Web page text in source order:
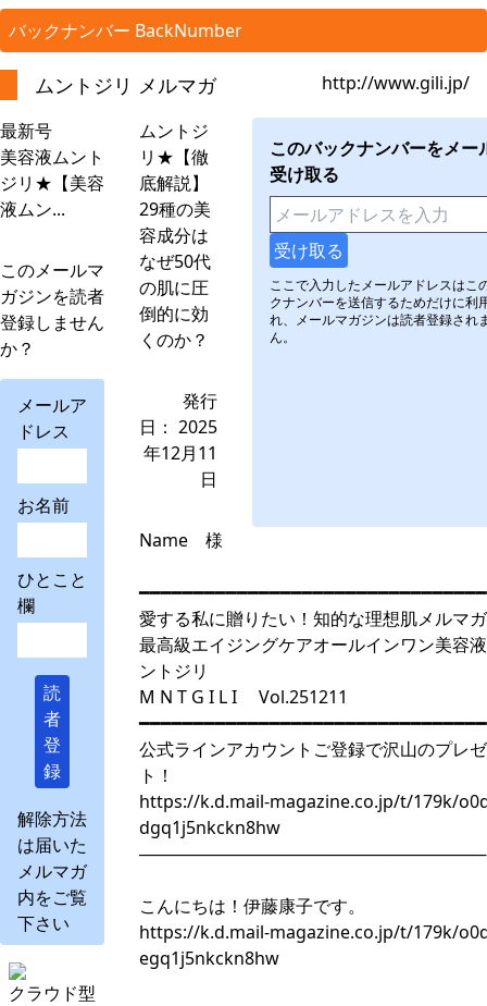
バックナンバー BackNumber
ムントジリ メルマガ
http://www.gili.jp/
最新号
美容液ムント
ジリ★【美容
液ムン...
このメールマ
ガジンを読者
登録しません
か？
メールア
ドレス
お名前
ひとこと
欄
読
者
登
録
解除方法
は届いた
メルマガ
内をご覧
下さい
クラウド型
ムントジ
リ★【徹
底解説】
29種の美
容成分は
なぜ50代
の肌に圧
倒的に効
くのか？
発行
日： 2025
年12月11
日
このバックナンバーをメー
受け取る
ここで入力したメールアドレスはこ
クナンバーを送信するためだけに利
れ、メールマガジンは読者登録され
ん。
Name 様
愛する私に贈りたい！知的な理想肌メルマガ
最高級エイジングケアオールインワン美容
ントジリ
M N T G I L I Vol.251211
公式ラインアカウントご登録で沢山のプレ
ト！
https://k.d.mail-magazine.co.jp/t/179k/
dgq1j5nkckn8hw
─────────────────────────────
こんにちは！伊藤康子です。
https://k.d.mail-magazine.co.jp/t/179k/
egq1j5nkckn8hw